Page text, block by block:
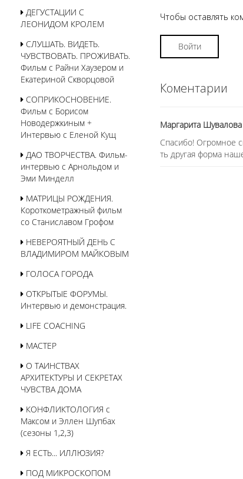
ДЕГУСТАЦИИ С
ЛЕОНИДОМ КРОЛЕМ
СЛУШАТЬ. ВИДЕТЬ.
ЧУВСТВОВАТЬ. ПРОЖИВАТЬ.
Фильм с Райни Хаузером и
Екатериной Скворцовой
СОПРИКОСНОВЕНИЕ.
Фильм с Борисом
Новодержкиным +
Интервью с Еленой Кущ
ДАО ТВОРЧЕСТВА. Фильм-
интервью с Арнольдом и
Эми Минделл
МАТРИЦЫ РОЖДЕНИЯ.
Короткометражный фильм
со Станиславом Грофом
НЕВЕРОЯТНЫЙ ДЕНЬ С
ВЛАДИМИРОМ МАЙКОВЫМ
ГОЛОСА ГОРОДА
ОТКРЫТЫЕ ФОРУМЫ.
Интервью и демонстрация.
LIFE COACHING
МАСТЕР
О ТАИНСТВАХ
АРХИТЕКТУРЫ И СЕКРЕТАХ
ЧУВСТВА ДОМА
КОНФЛИКТОЛОГИЯ с
Максом и Эллен Шупбах
(сезоны 1,2,3)
Я ЕСТЬ... ИЛЛЮЗИЯ?
ПОД МИКРОСКОПОМ
Чтобы оставлять
Войти
Коментарии
Маргарита Шувалова
Спасибо! Огромное
ть другая форма